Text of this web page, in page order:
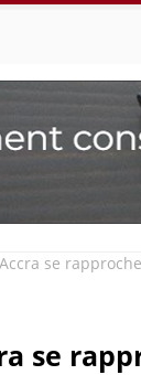
Accra se
se